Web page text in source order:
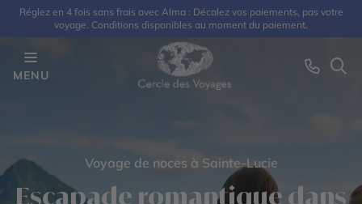
Réglez en 4 fois sans frais avec Alma : Décalez vos paiements, pas votre
voyage. Conditions disponibles au moment du paiement.
MENU
Voyage de noces à Sainte-Lucie
Escapade romantique dans